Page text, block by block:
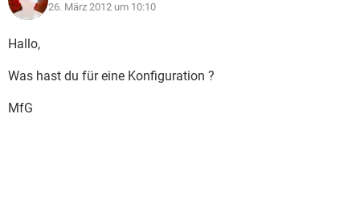
26. März 2012 um 10:10
Hallo,
Was hast du für eine Konfiguration ?
MfG